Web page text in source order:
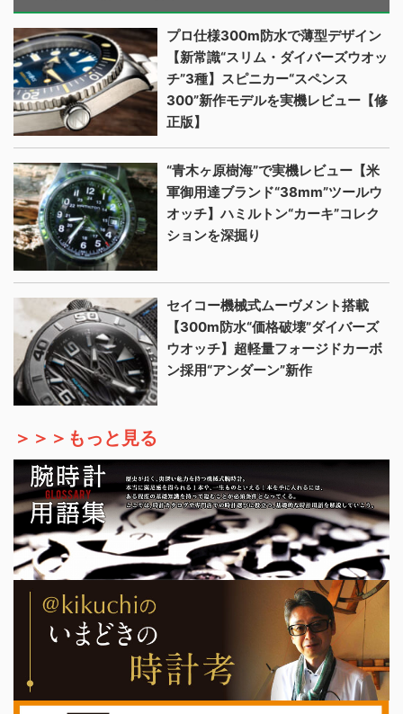
プロ仕様300m防水で薄型デザイン
【新常識“スリム・ダイバーズウオッ
チ”3種】スピニカー“スペンス
300”新作モデルを実機レビュー【修
正版】
“青木ヶ原樹海”で実機レビュー【米
軍御用達ブランド“38mm”ツールウ
オッチ】ハミルトン“カーキ”コレク
ションを深掘り
セイコー機械式ムーヴメント搭載
【300m防水“価格破壊”ダイバーズ
ウオッチ】超軽量フォージドカーボ
ン採用“アンダーン”新作
＞＞＞もっと見る